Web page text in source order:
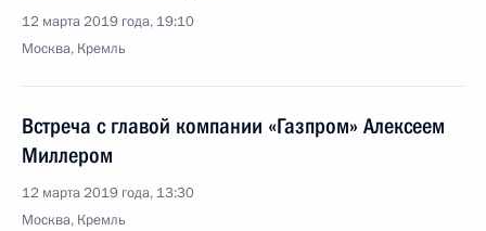
12 марта 2019 года, 19:10
Москва, Кремль
Встреча с главой компании «Газпром» Алексеем
Миллером
12 марта 2019 года, 13:30
Москва, Кремль